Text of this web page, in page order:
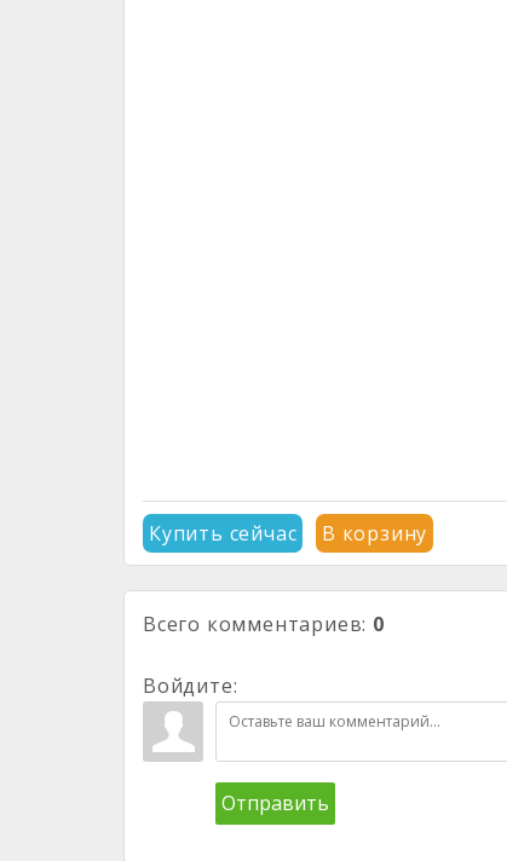
Купить сейчас В корзину
Всего комментариев: 0
Войдите:
Отправить